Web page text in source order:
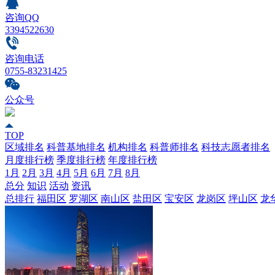
咨询QQ
3394522630
咨询电话
0755-83231425
公众号
TOP
区域排名 科普基地排名 机构排名 科普师排名 科技志愿者排名
月度排行榜 季度排行榜 年度排行榜
1月 2月 3月 4月 5月 6月 7月 8月
总分 知识 活动 资讯
总排行 福田区 罗湖区 南山区 盐田区 宝安区 龙岗区 坪山区 龙